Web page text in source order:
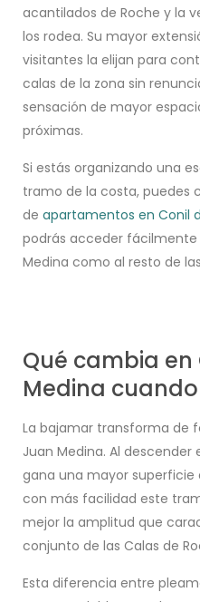
acantilados de Roche y la
los rodea. Su mayor
visitantes la elijan para
calas de la zona sin
sensación de mayor
próximas.
Si estás organizando una
tramo de la costa, puedes
deapartamentos en Conil
podrás acceder
Medina como al resto de
Qué cambia
Medina
La bajamar transforma de
Juan Medina. Al descender
gana una mayor
con más facilidad este
mejor la amplitud que
conjunto de las Calas de
Esta diferencia entre